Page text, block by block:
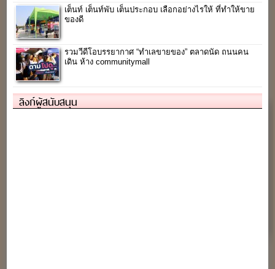
เต็นท์ เต็นท์พับ เต็นประกอบ เลือกอย่างไรให้ ที่ทำให้ขาย
ของดี
รวมวีดีโอบรรยากาศ “ทำเลขายของ” ตลาดนัด ถนนคน
เดิน ห้าง communitymall
ลิงก์ผู้สนับสนุน